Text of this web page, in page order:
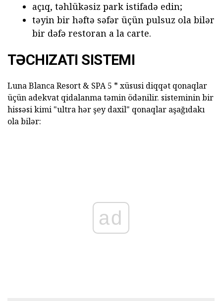
açıq, təhlükəsiz park istifadə edin;
təyin bir həftə səfər üçün pulsuz ola bilər
bir dəfə restoran a la carte.
TƏCHIZATI SISTEMI
Luna Blanca Resort & SPA 5 * xüsusi diqqət qonaqlar
üçün adekvat qidalanma təmin ödənilir. sisteminin bir
hissəsi kimi "ultra hər şey daxil" qonaqlar aşağıdakı
ola bilər:
ad